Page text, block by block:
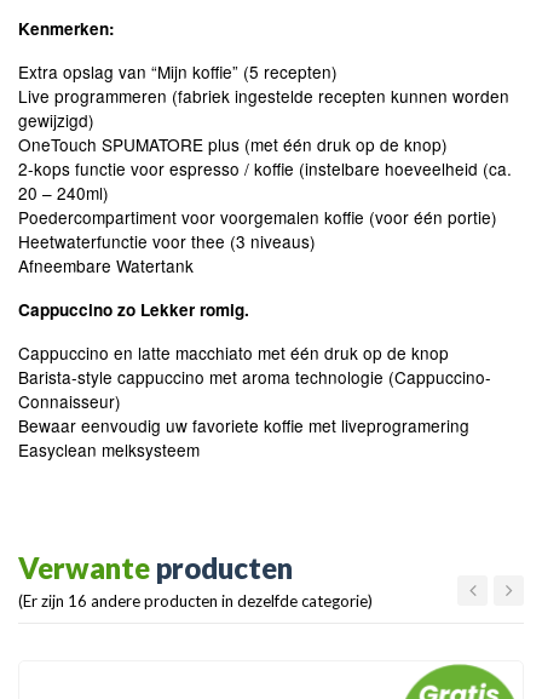
Kenmerken:
Extra opslag van “Mijn koffie” (5 recepten)
Live programmeren (fabriek ingestelde recepten kunnen worden
gewijzigd)
OneTouch SPUMATORE plus (met één druk op de knop)
2-kops functie voor espresso / koffie (instelbare hoeveelheid (ca.
20 – 240ml)
Poedercompartiment voor voorgemalen koffie (voor één portie)
Heetwaterfunctie voor thee (3 niveaus)
Afneembare Watertank
Cappuccino zo Lekker romig.
Cappuccino en latte macchiato met één druk op de knop
Barista-style cappuccino met aroma technologie (Cappuccino-
Connaisseur)
Bewaar eenvoudig uw favoriete koffie met liveprogramering
Easyclean melksysteem
Verwante producten
(Er zijn 16 andere producten in dezelfde categorie)